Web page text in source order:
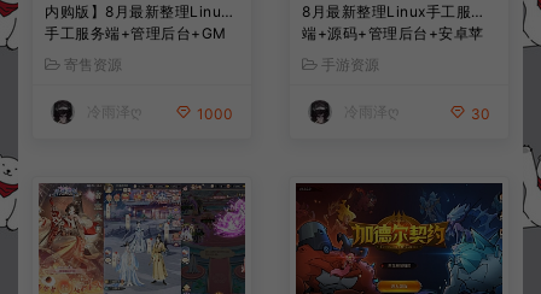
内购版】8月最新整理Linux
手工服务端+管理后台+GM
授权后台+简易安卓客户端
+详细搭建教程+视频教程
寄售资源
冷雨泽ღ 1000
8月最新整理Linux手工服务
端+源码+管理后台+安卓苹
果双端+详细搭建教程+视频
教程
手游资源
冷雨泽ღ 30